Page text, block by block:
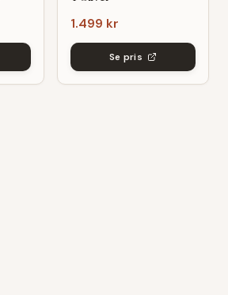
1.499 kr
Se pris